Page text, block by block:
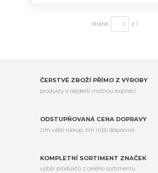
strana z 1
ČERSTVÉ ZBOŽÍ PŘÍMO Z VÝROBY
produkty s nejdelší možnou expirací
ODSTUPŇOVANÁ CENA DOPRAVY
čím větší nákup, tím nižší dopravné
KOMPLETNÍ SORTIMENT ZNAČEK
výběr produktů z celého sortimentu